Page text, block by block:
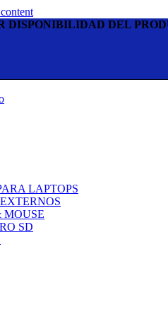
DISPONIBILIDAD DEL
LAPTOPS
SD